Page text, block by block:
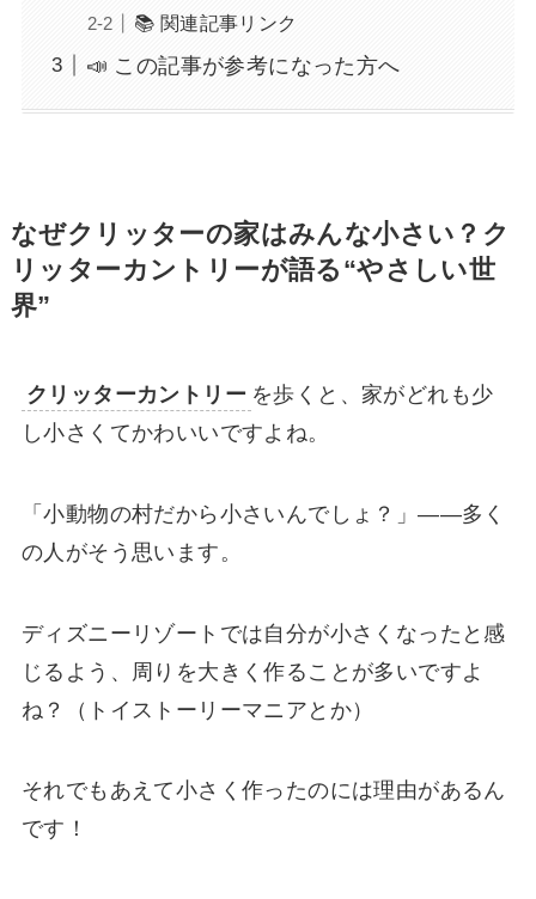
📚 関連記事リンク
📣 この記事が参考になった方へ
なぜクリッターの家はみんな小さい？ク
リッターカントリーが語る“やさしい世
界”
クリッターカントリー を歩くと、家がどれも少
し小さくてかわいいですよね。
「小動物の村だから小さいんでしょ？」――多く
の人がそう思います。
ディズニーリゾートでは自分が小さくなったと感
じるよう、周りを大きく作ることが多いですよ
ね？（トイストーリーマニアとか）
それでもあえて小さく作ったのには理由があるん
です！